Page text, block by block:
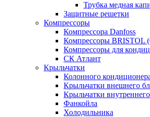
Трубка медная
Защитные решетки
Компрессоры
Компрессора Danfoss
Компрессоры
Компрессоры для
СК Атлант
Крыльчатки
Колонного
Крыльчатки внешнего
Крыльчатки
Фанкойла
Холодильника